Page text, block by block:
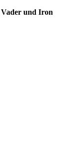
und Iron